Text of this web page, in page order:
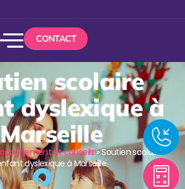
CONTACT
scolaire
dyslexique à
Marseille
et conseils»Soutien scolaire
dyslexique à Marseille